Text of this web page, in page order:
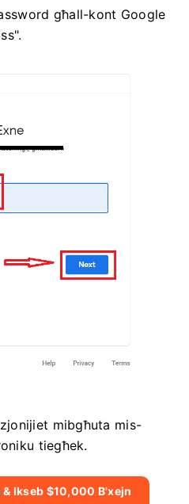
għall-kont Google
mibgħuta mis-
tiegħek.
Ikseb $10,000 B'xejn